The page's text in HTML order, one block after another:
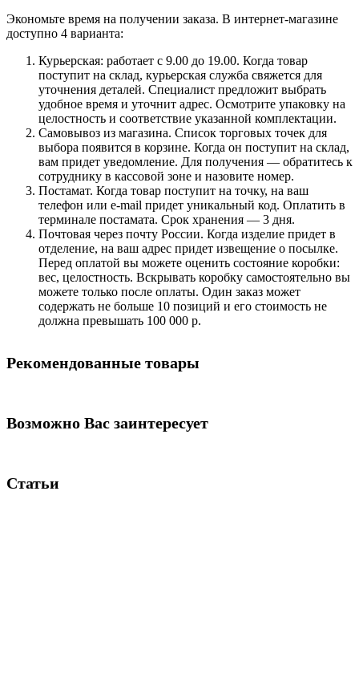
Экономьте время на получении заказа. В интернет-магазине
доступно 4 варианта:
Курьерская: работает с 9.00 до 19.00. Когда товар
поступит на склад, курьерская служба свяжется для
уточнения деталей. Специалист предложит выбрать
удобное время и уточнит адрес. Осмотрите упаковку на
целостность и соответствие указанной комплектации.
Самовывоз из магазина. Список торговых точек для
выбора появится в корзине. Когда он поступит на склад,
вам придет уведомление. Для получения — обратитесь к
сотруднику в кассовой зоне и назовите номер.
Постамат. Когда товар поступит на точку, на ваш
телефон или e-mail придет уникальный код. Оплатить в
терминале постамата. Срок хранения — 3 дня.
Почтовая через почту России. Когда изделие придет в
отделение, на ваш адрес придет извещение о посылке.
Перед оплатой вы можете оценить состояние коробки:
вес, целостность. Вскрывать коробку самостоятельно вы
можете только после оплаты. Один заказ может
содержать не больше 10 позиций и его стоимость не
должна превышать 100 000 р.
Рекомендованные товары
Возможно Вас заинтересует
Статьи